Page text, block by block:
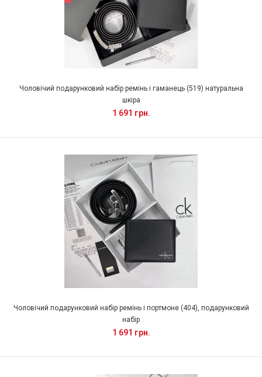
Чоловічий подарунковий набір ремінь і гаманець (519) натуральна
шкіра
1 691 грн.
Чоловічий подарунковий набір ремінь і портмоне (404), подарунковий
набір
1 691 грн.